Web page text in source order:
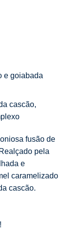
e goiabada
cascão,
fusão de
pela
e
caramelizado
cascão.